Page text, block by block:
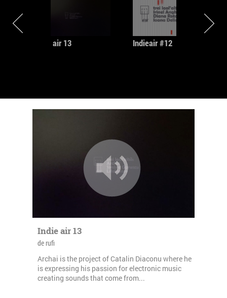
rock/drone bantuit de melancolii urbane, face parte
dintre cele mai recente descoperiri ale netlabelului
Asiluum, specializat in release-uri sub licenta
Creative Commons. Stefan Panea se lasa inspirat de
ecourile orasului supraaglomerat, cu nostalgia
Indie air 13 Indieair #12
Indie air 13
de rufi
Archai is the project of Catalin Diaconu where he
is expressing his passion for electronic music
creating sounds that come from...